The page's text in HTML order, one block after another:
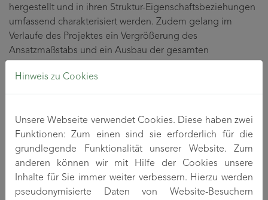
hergestellt und in ihren Struktur-Eigenschaftsbeziehungen
umfassend charakterisiert werden. Zudem gelang im
Verlaufe des Projektes ein Vergrößerung des
Ansatzmaßstabs und ein Ausbau der gesamten
breites Materialscreening ermöglicht wurde. Darüber
hinaus ist somit die Grundlage für eine spätere industrielle
Insgesamt konnte gezeigt werden, dass die nanoskaligen
dendritischen Polymer-Zink-Komplexe (Zn-Hybride) eine
effiziente Ausrüstung verschiedener Polymerwerkstoffe
(Polyolefine, Polyamide, Thermoplastische Elastomere)
erlauben. Ihre hervorragenden Lösungs- und
Hinweis zu Cookies
Unsere Webseite verwendet Cookies. Diese haben zwei
Funktionen: Zum einen sind sie erforderlich für die
grundlegende Funktionalität unserer Website. Zum
anderen können wir mit Hilfe der Cookies unsere
Inhalte für Sie immer weiter verbessern. Hierzu werden
pseudonymisierte Daten von Website-Besuchern